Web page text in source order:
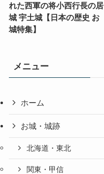
れた西軍の将小西行長の居
城 宇土城【日本の歴史 お
城特集】
メニュー
ホーム
お城・城跡
北海道・東北
関東・甲信